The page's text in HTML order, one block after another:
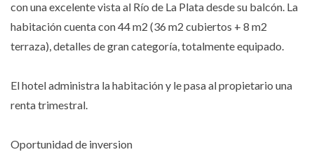
con una excelente vista al Río de La Plata desde su balcón. La
habitación cuenta con 44 m2 (36 m2 cubiertos + 8 m2
terraza), detalles de gran categoría, totalmente equipado.
El hotel administra la habitación y le pasa al propietario una
renta trimestral.
Oportunidad de inversion